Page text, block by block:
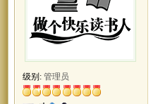
级别: 管理员